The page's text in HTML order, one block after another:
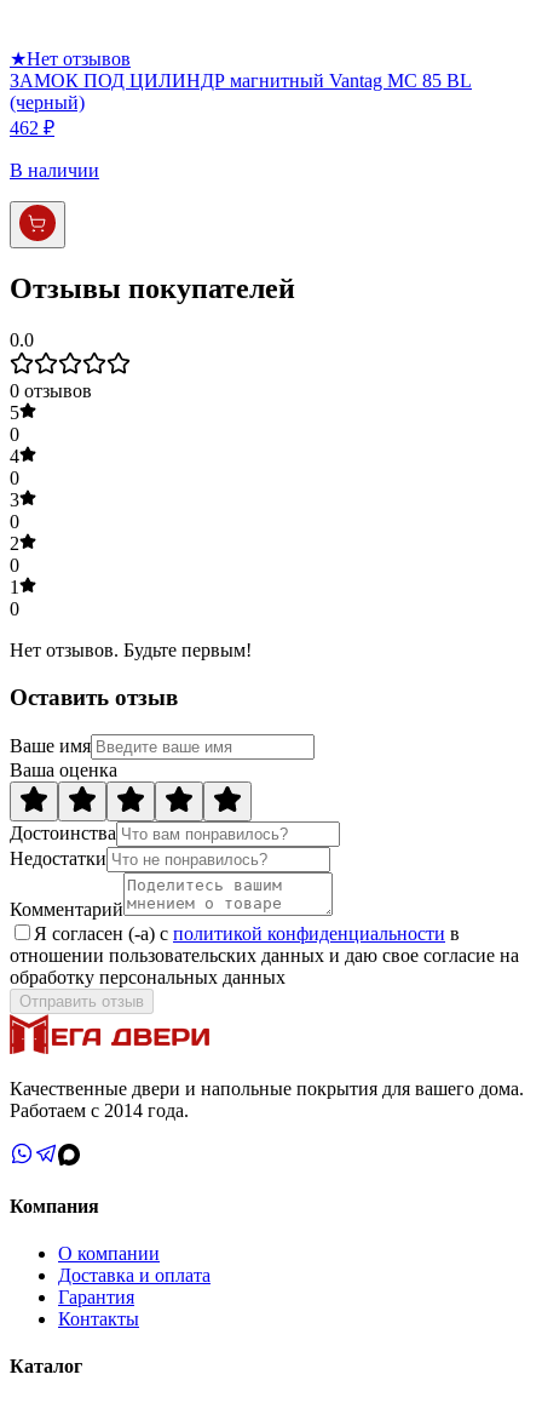
★Нет отзывов
ЗАМОК ПОД ЦИЛИНДР магнитный Vantag МС 85 BL
(черный)
462 ₽
В наличии
Отзывы покупателей
0.0
0 отзывов
5
0
4
0
3
0
2
0
1
0
Нет отзывов. Будьте первым!
Оставить отзыв
Ваше имя
Ваша оценка
Достоинства
Недостатки
Комментарий
Я согласен (-а) с политикой конфиденциальности в
отношении пользовательских данных и даю свое согласие на
обработку персональных данных
Отправить отзыв
Качественные двери и напольные покрытия для вашего дома.
Работаем с 2014 года.
Компания
О компании
Доставка и оплата
Гарантия
Контакты
Каталог